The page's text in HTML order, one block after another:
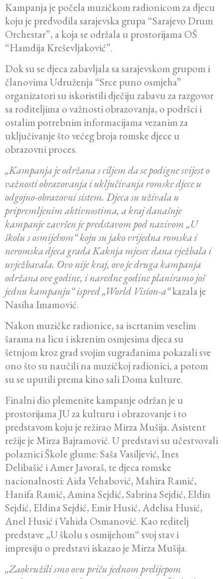
Kampanja je počela muzičkom radionicom za djecu
koju je predvodila sarajevska grupa “Sarajevo Drum
Orchestar”, a koja se održala u prostorijama OŠ
“Hamdija Kreševljaković”.
Dok su se djeca zabavljala sa sarajevskom grupom i
članovima Udruženja “Srce puno osmjeha”
organizatori su iskoristili dječiju zabavu za razgovor
sa roditeljima o važnosti obrazovanja, o podršci i
ostalim potrebnim informacijama vezanim za
uključivanje što većeg broja romske djece u
obrazovni proces.
„Kampanja je održana s ciljem da se podigne svijest o
važnosti obrazovanja i uključivanja romske djece u
odgojno-obrazovni sistem. Djeca su uživala u
pripremljenim aktivnostima, a kraj današnje
kampanje završen je predstavom pod nazivom „U
školu s osmijehom“ koju su jako vrijedna romska i
neromska djeca grada Kaknja mjesec dana vježbala i
uvježbavala. Ovo nije kraj, ovo je druga kampanja
održana ove godine, i naredne godine planiramo još
jednu kampanju“ ispred „World Vision-a“kazala je
Nasiha Imamović.
Nakon muzičke radionice, sa iscrtanim veselim
šarama na licu i iskrenim osmjesima djeca su
šetnjom kroz grad svojim sugrađanima pokazali sve
ono što su naučili na muzičkoj radionici, a potom
su se uputili prema kino sali Doma kulture.
Finalni dio plemenite kampanje održan je u
prostorijama JU za kulturu i obrazovanje i to
predstavom koju je režirao Mirza Mušija. Asistent
režije je Mirza Bajramović. U predstavi su učestvovali
polaznici Škole glume: Saša Vasiljević, Ines
Delibašić i Amer Javoraš, te djeca romske
nacionalnosti: Aida Vehabović, Mahira Ramić,
Hanifa Ramić, Amina Sejdić, Sabrina Sejdić, Eldin
Sejdić, Eldina Sejdić, Emir Husić, Adelisa Husić,
Anel Husić i Vahida Osmanović. Kao reditelj
predstave „U školu s osmijehom“ svoj stav i
impresiju o predstavi iskazao je Mirza Mušija.
„Zaokružili smo ovu priču jednom prelijepom